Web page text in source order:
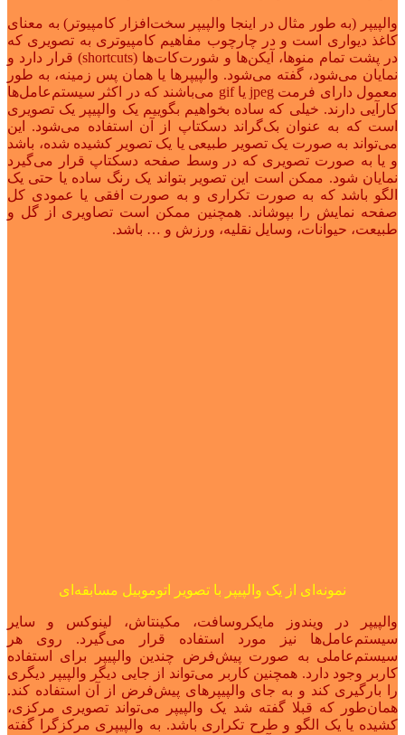
والپیپر (به طور مثال در اینجا والپیپر سخت‌افزار کامپیوتر) به معنای
کاغذ دیواری است و در چارچوب مفاهیم کامپیوتری به تصویری که
در پشت تمام منوها، آیکن‌ها و شورت‌کات‌ها (shortcuts) قرار دارد و
نمایان می‌شود، گفته می‌شود. والپیپرها یا همان پس زمینه، به طور
معمول دارای فرمت jpeg یا gif می‌باشند که در اکثر سیستم‌عامل‌ها
کارآیی دارند. خیلی که ساده بخواهیم بگوییم یک والپیپر یک تصویری
است که به عنوان بک‌گراند دسکتاپ از آن استفاده می‌شود. این
می‌تواند به صورت یک تصویر طبیعی یا یک تصویر کشیده شده، باشد
و یا به صورت تصویری که در وسط صفحه دسکتاپ قرار می‌گیرد
نمایان شود. ممکن است این تصویر بتواند یک رنگ ساده یا حتی یک
الگو باشد که به صورت تکراری و به صورت افقی یا عمودی کل
صفحه نمایش را بپوشاند. همچنین ممکن است تصاویری از گل و
طبیعت، حیوانات، وسایل نقلیه، ورزش و … باشد.
نمونه‌ای از یک والپیپر با تصویر اتوموبیل مسابقه‌ای
والپیپر در ویندوز مایکروسافت، مکینتاش، لینوکس و سایر
سیستم‌عامل‌ها نیز مورد استفاده قرار می‌گیرد. روی هر
سیستم‌عاملی به صورت پیش‌فرض چندین والپیپر برای استفاده
کاربر وجود دارد. همچنین کاربر می‌تواند از جایی دیگر والپیپر دیگری
را بارگیری کند و به جای والپیپرهای پیش‌فرض از آن استفاده کند.
همان‌طور که قبلا گفته شد یک والپیپر می‌تواند تصویری مرکزی،
کشیده یا یک الگو و طرح تکراری باشد. به والپیپری مرکزگرا گفته